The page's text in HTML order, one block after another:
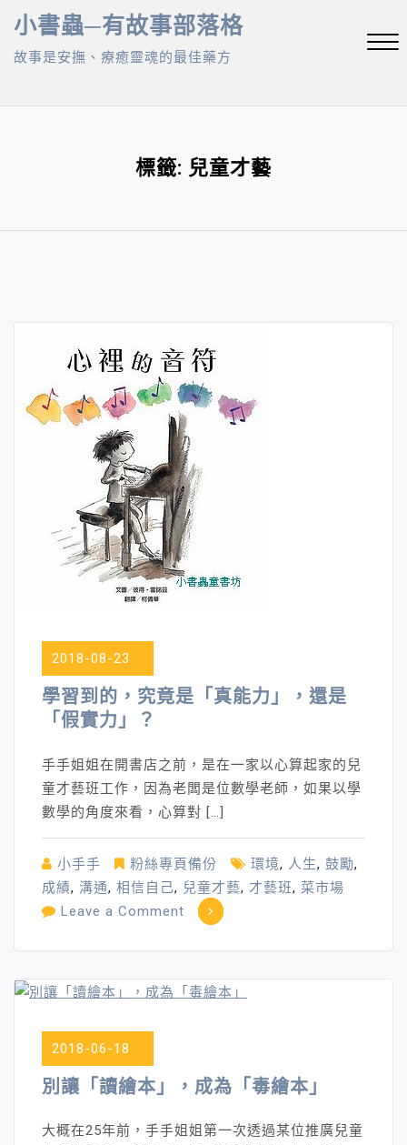
Skip
content
小書蟲─有故事部落格
故事是安撫、療癒靈魂的最佳藥方
標籤: 兒童才藝
2018-08-23
學習到的，究竟是「真能力」，還是
「假實力」？
手手姐姐在開書店之前，是在一家以心算起家的兒
童才藝班工作，因為老闆是位數學老師，如果以學
數學的角度來看，心算對 […]
小手手 粉絲專頁備份 環境, 人生, 鼓勵,
成績, 溝通, 相信自己, 兒童才藝, 才藝班, 菜市場
Leave a Comment on
到
「真
能
2018-06-18
別讓「讀繪本」，成為「毒繪本」
大概在25年前，手手姐姐第一次透過某位推廣兒童